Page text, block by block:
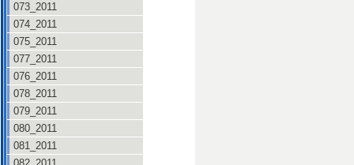
073_2011
074_2011
075_2011
077_2011
076_2011
078_2011
079_2011
080_2011
081_2011